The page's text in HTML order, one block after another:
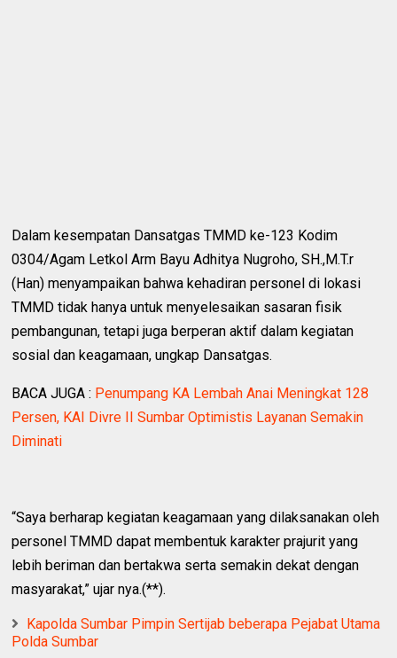
Dalam kesempatan Dansatgas TMMD ke-123 Kodim
0304/Agam Letkol Arm Bayu Adhitya Nugroho, SH.,M.T.r
(Han) menyampaikan bahwa kehadiran personel di lokasi
TMMD tidak hanya untuk menyelesaikan sasaran fisik
pembangunan, tetapi juga berperan aktif dalam kegiatan
sosial dan keagamaan, ungkap Dansatgas.
BACA JUGA : Penumpang KA Lembah Anai Meningkat 128
Persen, KAI Divre II Sumbar Optimistis Layanan Semakin
Diminati
“Saya berharap kegiatan keagamaan yang dilaksanakan oleh
personel TMMD dapat membentuk karakter prajurit yang
lebih beriman dan bertakwa serta semakin dekat dengan
masyarakat,” ujar nya.(**).
Kapolda Sumbar Pimpin Sertijab beberapa Pejabat Utama
Polda Sumbar